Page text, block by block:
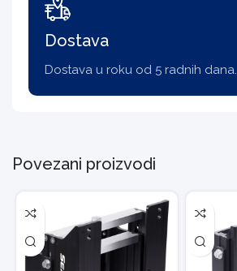
Dostava
Dostava u roku od 5 radnih dana.
Povezani proizvodi